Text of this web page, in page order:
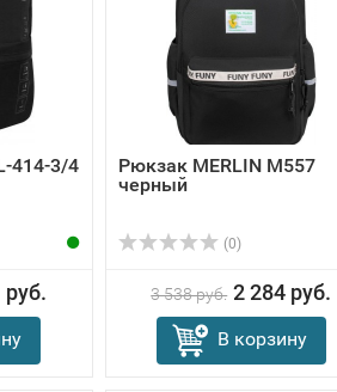
414-3/4
руб.
Рюкзак MERLIN M557
черный
(0)
3 538 руб. 2 284 руб.
В корзину